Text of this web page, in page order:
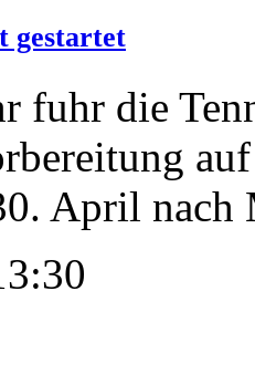
gestartet
fuhr die
April nach